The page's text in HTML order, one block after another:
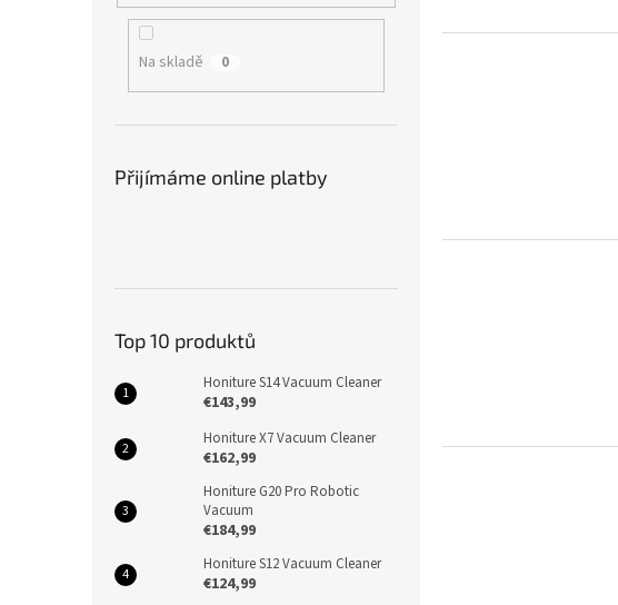
Na skladě 0
Přijímáme online platby
Top 10 produktů
Honiture S14 Vacuum Cleaner
€143,99
Honiture X7 Vacuum Cleaner
€162,99
Honiture G20 Pro Robotic
Vacuum
€184,99
Honiture S12 Vacuum Cleaner
€124,99